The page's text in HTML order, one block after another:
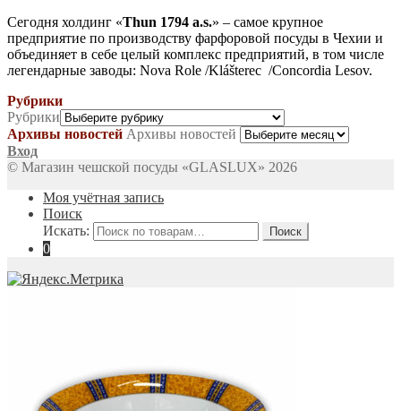
Сегодня холдинг «Thun 1794 a.s.» – самое крупное
предприятие по производству фарфоровой посуды в Чехии и
объединяет в себе целый комплекс предприятий, в том числе
легендарные заводы: Nova Role /Klášterec /Concordia Lesov.
Рубрики
Рубрики
Архивы новостей Архивы новостей
Вход
© Магазин чешской посуды «GLASLUX» 2026
Моя учётная запись
Поиск
Искать:
Поиск
0